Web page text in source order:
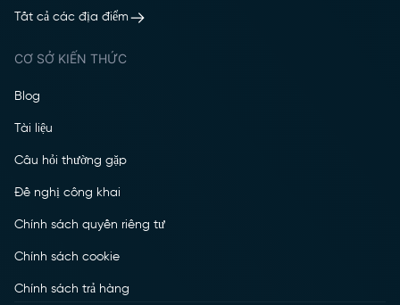
Tất cả các địa điểm
CƠ SỞ KIẾN THỨC
Blog
Tài liệu
Câu hỏi thường gặp
Đề nghị công khai
Chính sách quyền riêng tư
Chính sách cookie
Chính sách trả hàng